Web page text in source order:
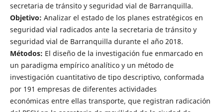
secretaria de tránsito y seguridad vial de Barranquilla.
Objetivo: Analizar el estado de los planes estratégicos en
seguridad vial radicados ante la secretaria de tránsito y
seguridad vial de Barranquilla durante el año 2018.
Métodos: El diseño de la investigación fue enmarcado en
un paradigma empírico analítico y un método de
investigación cuantitativo de tipo descriptivo, conformada
por 191 empresas de diferentes actividades
económicas entre ellas transporte, que registran radicación